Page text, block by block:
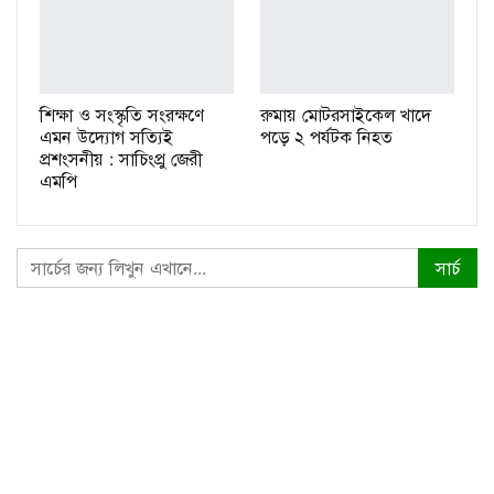
শিক্ষা ও সংস্কৃতি সংরক্ষণে
এমন উদ্যোগ সত্যিই
প্রশংসনীয় : সাচিংপ্রু জেরী
এমপি
রুমায় মোটরসাইকেল খাদে
পড়ে ২ পর্যটক নিহত